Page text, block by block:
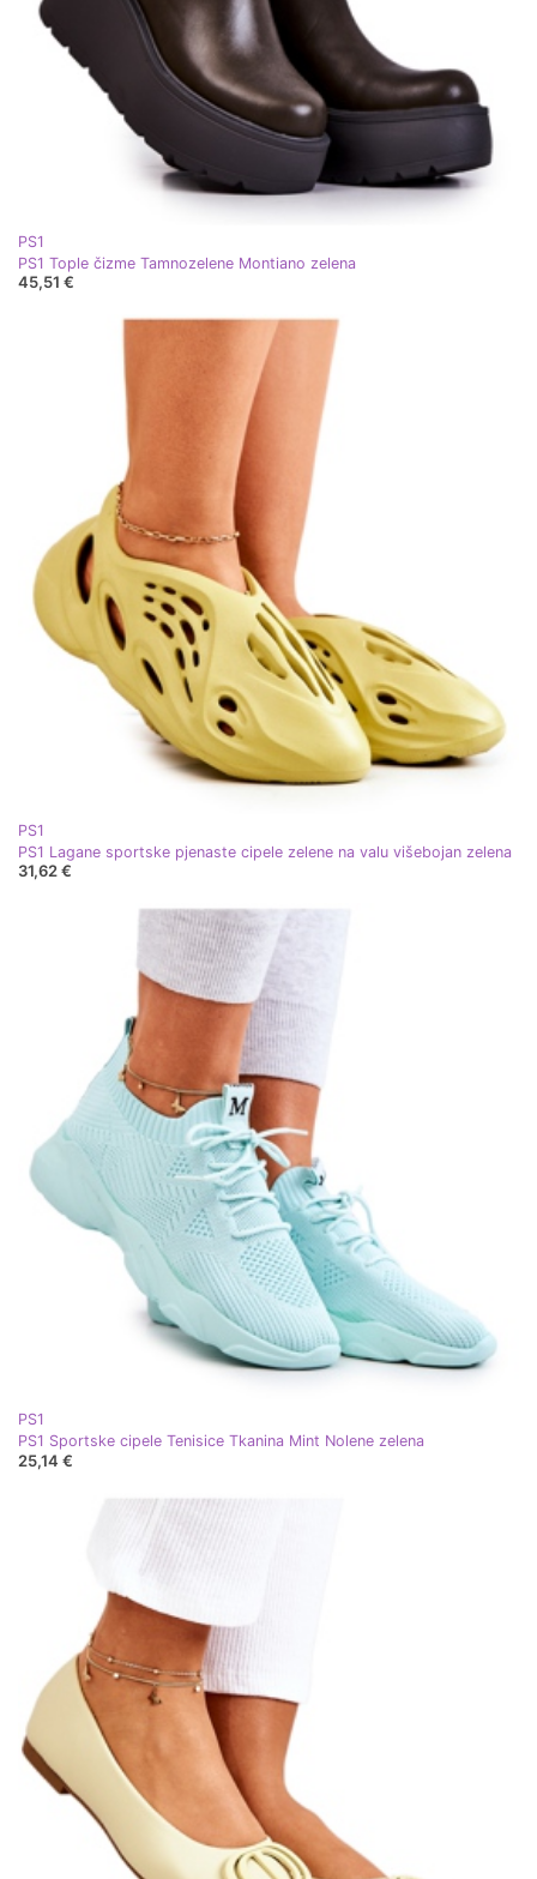
PS1
PS1 Tople čizme Tamnozelene Montiano zelena
45,51 €
PS1
PS1 Lagane sportske pjenaste cipele zelene na valu višebojan zelena
31,62 €
PS1
PS1 Sportske cipele Tenisice Tkanina Mint Nolene zelena
25,14 €